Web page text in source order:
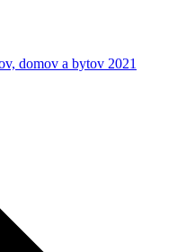
domov a bytov 2021